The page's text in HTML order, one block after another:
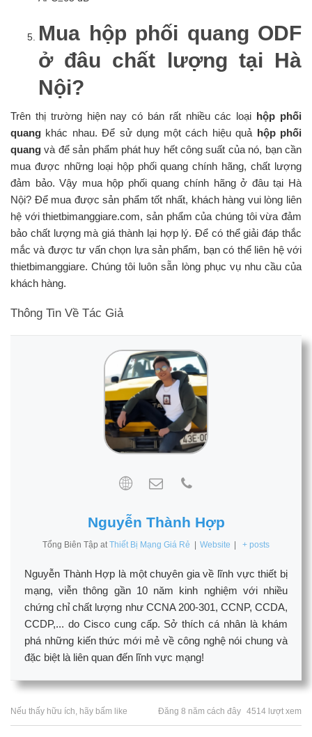
Mua hộp phối quang ODF
ở đâu chất lượng tại Hà
Nội?
Trên thị trường hiện nay có bán rất nhiều các loại hộp phối
quang khác nhau. Để sử dụng một cách hiệu quả hộp phối
quang và để sản phẩm phát huy hết công suất của nó, bạn cần
mua được những loại hộp phối quang chính hãng, chất lượng
đảm bảo. Vậy mua hộp phối quang chính hãng ở đâu tại Hà
Nội? Để mua được sản phẩm tốt nhất, khách hàng vui lòng liên
hệ với thietbimanggiare.com, sản phẩm của chúng tôi vừa đảm
bảo chất lượng mà giá thành lại hợp lý. Để có thể giải đáp thắc
mắc và được tư vấn chọn lựa sản phẩm, bạn có thể liên hệ với
thietbimanggiare. Chúng tôi luôn sẵn lòng phục vụ nhu cầu của
khách hàng.
Thông Tin Về Tác Giả
Nguyễn Thành Hợp
Tổng Biên Tập at Thiết Bị Mạng Giá Rẻ Website + posts
Nguyễn Thành Hợp là một chuyên gia về lĩnh vực thiết bị
mạng, viễn thông gần 10 năm kinh nghiệm với nhiều
chứng chỉ chất lượng như CCNA 200-301, CCNP, CCDA,
CCDP,... do Cisco cung cấp. Sở thích cá nhân là khám
phá những kiến thức mới mẻ về công nghệ nói chung và
đặc biệt là liên quan đến lĩnh vực mạng!
Nếu thấy hữu ích, hãy bấm like Đăng 8 năm cách đây 4514 lượt xem